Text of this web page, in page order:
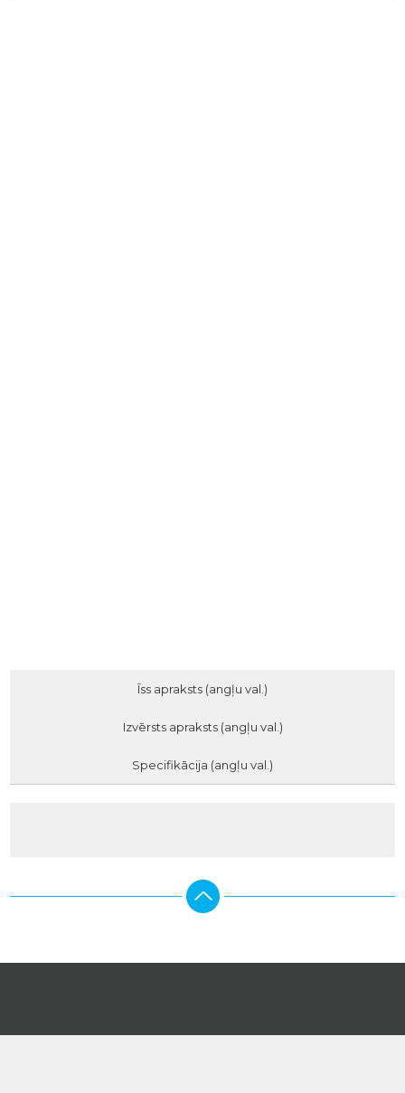
Īss apraksts (angļu val.)
Izvērsts apraksts (angļu val.)
Specifikācija (angļu val.)